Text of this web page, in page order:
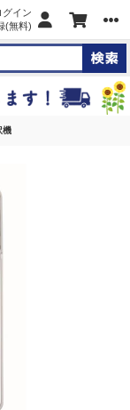
グイン
(無料)
機